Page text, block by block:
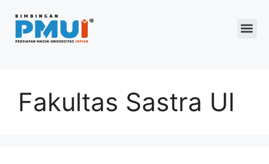
Fakultas Sastra UI